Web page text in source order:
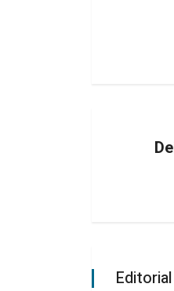
Editorial